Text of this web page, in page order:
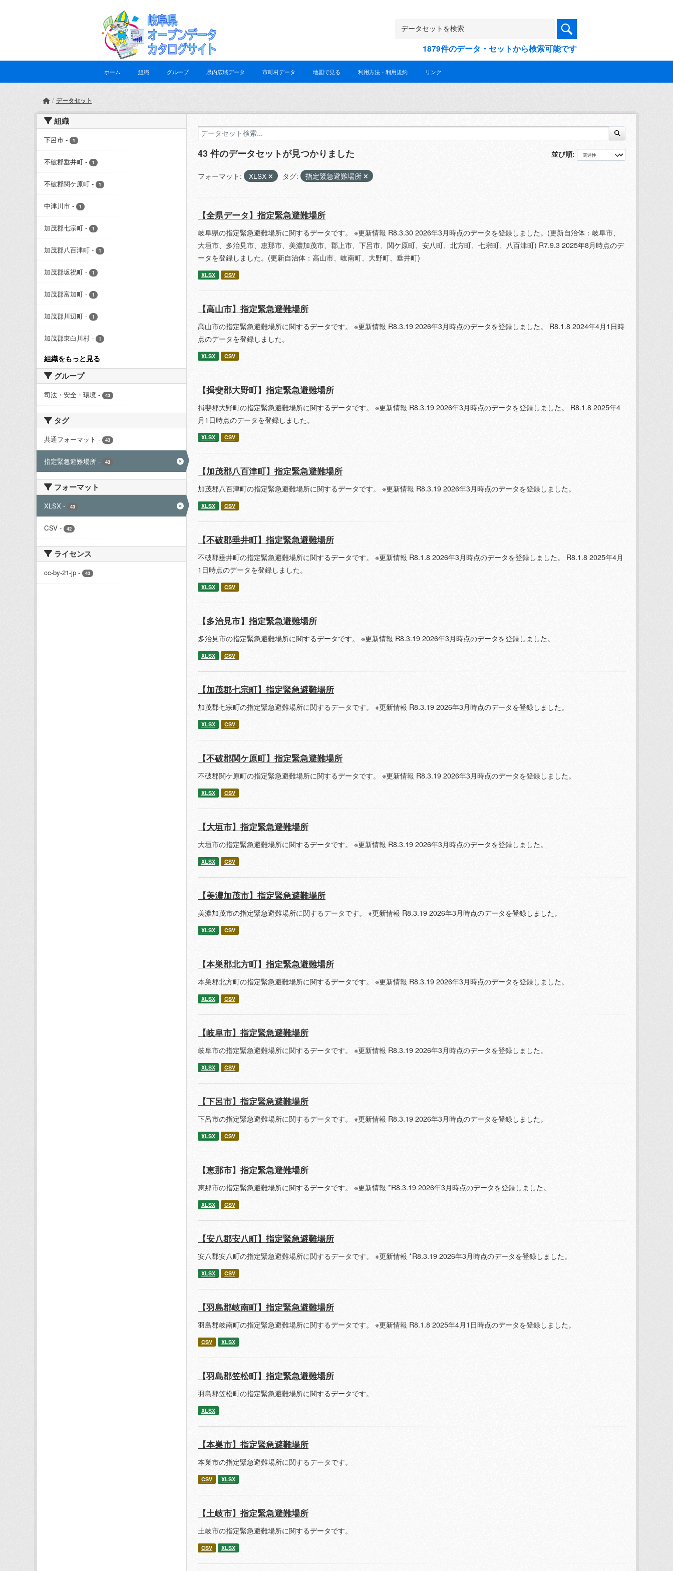
1879件のデータ・セットから検索可能です
ホーム 組織 グループ 県内広域データ 市町村データ 地図で見る 利用方法・利用規約 リンク
データセット
組織
下呂市 - 1
不破郡垂井町 - 1
不破郡関ケ原町 - 1
中津川市 - 1
加茂郡七宗町 - 1
加茂郡八百津町 - 1
加茂郡坂祝町 - 1
加茂郡富加町 - 1
加茂郡川辺町 - 1
加茂郡東白川村 - 1
組織をもっと見る
グループ
司法・安全・環境 - 43
タグ
共通フォーマット - 43
指定緊急避難場所 - 43
フォーマット
XLSX - 43
CSV - 42
ライセンス
cc-by-21-jp - 43
並び順
43 件のデータセットが見つかりました
フォーマット: XLSX タグ: 指定緊急避難場所
【全県データ】指定緊急避難場所
岐阜県の指定緊急避難場所に関するデータです。 ※更新情報 R8.3.30 2026年3月時点のデータを登録しました。(更新自治体：岐阜市、
大垣市、多治見市、恵那市、美濃加茂市、郡上市、下呂市、関ケ原町、安八町、北方町、七宗町、八百津町) R7.9.3 2025年8月時点のデ
ータを登録しました。(更新自治体：高山市、岐南町、大野町、垂井町)
XLSX CSV
【高山市】指定緊急避難場所
高山市の指定緊急避難場所に関するデータです。 ※更新情報 R8.3.19 2026年3月時点のデータを登録しました。 R8.1.8 2024年4月1日時
点のデータを登録しました。
XLSX CSV
【揖斐郡大野町】指定緊急避難場所
揖斐郡大野町の指定緊急避難場所に関するデータです。 ※更新情報 R8.3.19 2026年3月時点のデータを登録しました。 R8.1.8 2025年4
月1日時点のデータを登録しました。
XLSX CSV
【加茂郡八百津町】指定緊急避難場所
加茂郡八百津町の指定緊急避難場所に関するデータです。 ※更新情報 R8.3.19 2026年3月時点のデータを登録しました。
XLSX CSV
【不破郡垂井町】指定緊急避難場所
不破郡垂井町の指定緊急避難場所に関するデータです。 ※更新情報 R8.1.8 2026年3月時点のデータを登録しました。 R8.1.8 2025年4月
1日時点のデータを登録しました。
XLSX CSV
【多治見市】指定緊急避難場所
多治見市の指定緊急避難場所に関するデータです。 ※更新情報 R8.3.19 2026年3月時点のデータを登録しました。
XLSX CSV
【加茂郡七宗町】指定緊急避難場所
加茂郡七宗町の指定緊急避難場所に関するデータです。 ※更新情報 R8.3.19 2026年3月時点のデータを登録しました。
XLSX CSV
【不破郡関ケ原町】指定緊急避難場所
不破郡関ケ原町の指定緊急避難場所に関するデータです。 ※更新情報 R8.3.19 2026年3月時点のデータを登録しました。
XLSX CSV
【大垣市】指定緊急避難場所
大垣市の指定緊急避難場所に関するデータです。 ※更新情報 R8.3.19 2026年3月時点のデータを登録しました。
XLSX CSV
【美濃加茂市】指定緊急避難場所
美濃加茂市の指定緊急避難場所に関するデータです。 ※更新情報 R8.3.19 2026年3月時点のデータを登録しました。
XLSX CSV
【本巣郡北方町】指定緊急避難場所
本巣郡北方町の指定緊急避難場所に関するデータです。 ※更新情報 R8.3.19 2026年3月時点のデータを登録しました。
XLSX CSV
【岐阜市】指定緊急避難場所
岐阜市の指定緊急避難場所に関するデータです。 ※更新情報 R8.3.19 2026年3月時点のデータを登録しました。
XLSX CSV
【下呂市】指定緊急避難場所
下呂市の指定緊急避難場所に関するデータです。 ※更新情報 R8.3.19 2026年3月時点のデータを登録しました。
XLSX CSV
【恵那市】指定緊急避難場所
恵那市の指定緊急避難場所に関するデータです。 ※更新情報 *R8.3.19 2026年3月時点のデータを登録しました。
XLSX CSV
【安八郡安八町】指定緊急避難場所
安八郡安八町の指定緊急避難場所に関するデータです。 ※更新情報 *R8.3.19 2026年3月時点のデータを登録しました。
XLSX CSV
【羽島郡岐南町】指定緊急避難場所
羽島郡岐南町の指定緊急避難場所に関するデータです。 ※更新情報 R8.1.8 2025年4月1日時点のデータを登録しました。
CSV XLSX
【羽島郡笠松町】指定緊急避難場所
羽島郡笠松町の指定緊急避難場所に関するデータです。
XLSX
【本巣市】指定緊急避難場所
本巣市の指定緊急避難場所に関するデータです。
CSV XLSX
【土岐市】指定緊急避難場所
土岐市の指定緊急避難場所に関するデータです。
CSV XLSX